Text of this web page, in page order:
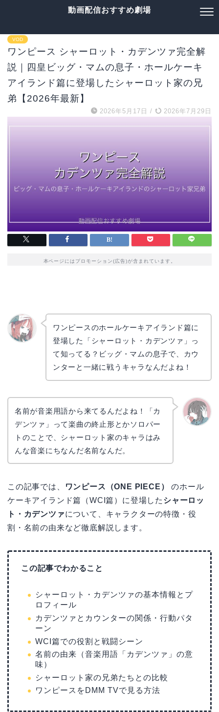
動画配信おすすめ劇場
VOD
ワンピース シャーロット・カデンツァ完全解
説｜四皇ビッグ・マムの息子・ホールケーキ
アイランド篇に登場したシャーロット家の兄
弟【2026年最新】
2026年5月17日 / 2026年7月29日
本ページにはプロモーション(広告)が含まれています。
ワンピースのホールケーキアイランド篇に
登場した「シャーロット・カデンツァ」っ
て知ってる？ビッグ・マムの息子で、カウ
ンターと一緒に戦うキャラなんだよね！
名前が音楽用語から来てるんだよね！「カ
デンツァ」って楽曲の終止形とかソロパー
トのことで、シャーロット家のキャラはみ
んな音楽にちなんだ名前なんだ。
この記事では、 ワンピース（ONE PIECE）
のホール
ケーキアイランド篇（WCI篇）に登場した シャーロッ
ト・カデンツァについて、キャラクターの特徴・役
割・名前の由来など徹底解説します。
この記事でわかること
シャーロット・カデンツァの基本情報とプ
ロフィール
カデンツァとカウンターの関係・行動パタ
ーン
WCI篇での役割と戦闘シーン
名前の由来（音楽用語「カデンツァ」の意
味）
シャーロット家の兄弟たちとの比較
ワンピースをDMM TVで見る方法